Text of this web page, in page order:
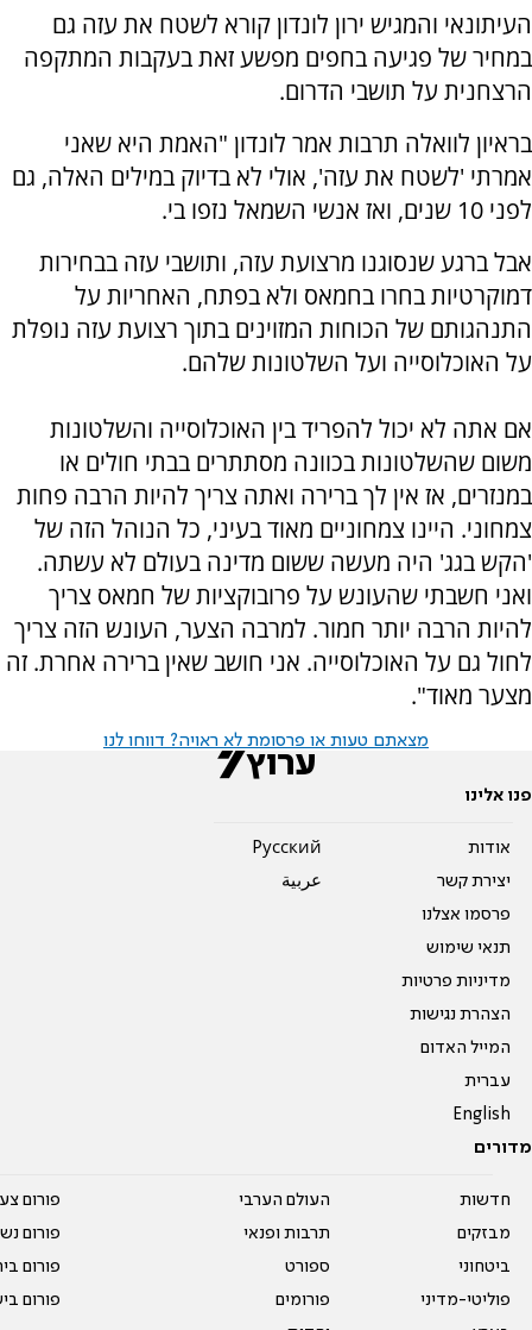
העיתונאי והמגיש ירון לונדון קורא לשטח את עזה גם
במחיר של פגיעה בחפים מפשע זאת בעקבות המתקפה
הרצחנית על תושבי הדרום.
בראיון לוואלה תרבות אמר לונדון "האמת היא שאני
אמרתי 'לשטח את עזה', אולי לא בדיוק במילים האלה, גם
לפני 10 שנים, ואז אנשי השמאל נזפו בי.
אבל ברגע שנסוגנו מרצועת עזה, ותושבי עזה בבחירות
דמוקרטיות בחרו בחמאס ולא בפתח, האחריות על
התנהגותם של הכוחות המזוינים בתוך רצועת עזה נופלת
על האוכלוסייה ועל השלטונות שלהם.
אם אתה לא יכול להפריד בין האוכלוסייה והשלטונות
משום שהשלטונות בכוונה מסתתרים בבתי חולים או
במנזרים, אז אין לך ברירה ואתה צריך להיות הרבה פחות
צמחוני. היינו צמחוניים מאוד בעיני, כל הנוהל הזה של
'הקש בגג' היה מעשה ששום מדינה בעולם לא עשתה.
ואני חשבתי שהעונש על פרובוקציות של חמאס צריך
להיות הרבה יותר חמור. למרבה הצער, העונש הזה צריך
לחול גם על האוכלוסייה. אני חושב שאין ברירה אחרת. זה
מצער מאוד".
מצאתם טעות או פרסומת לא ראויה? דווחו לנו
פנו אלינו
אודות
יצירת קשר
פרסמו אצלנו
תנאי שימוש
מדיניות פרטיות
הצהרת נגישות
המייל האדום
עברית
English
Pусский
عربية
מדורים
חדשות
מבזקים
ביטחוני
פוליטי-מדיני
העולם הערבי
תרבות ופנאי
ספורט
פורומים
פורום
פורום
פורום
פורום